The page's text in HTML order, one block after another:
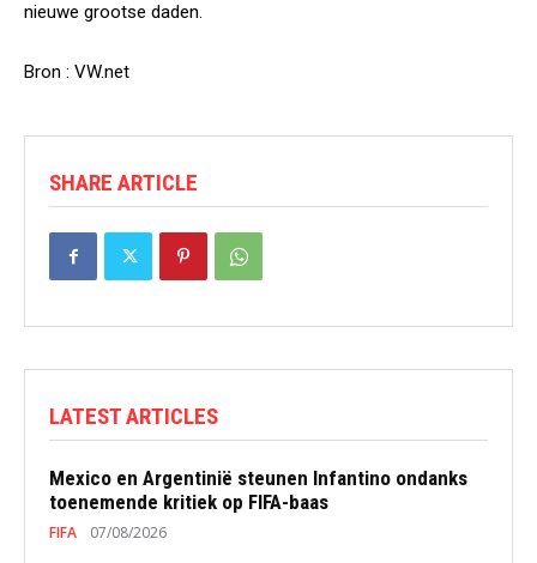
nieuwe grootse daden.
Bron : VW.net
SHARE ARTICLE
LATEST ARTICLES
Mexico en Argentinië steunen Infantino ondanks
toenemende kritiek op FIFA-baas
FIFA 07/08/2026